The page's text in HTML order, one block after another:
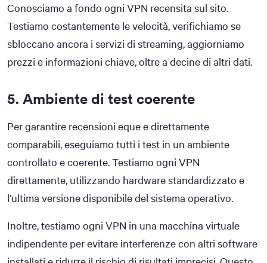
Conosciamo a fondo ogni VPN recensita sul sito.
Testiamo costantemente le velocità, verifichiamo se
sbloccano ancora i servizi di streaming, aggiorniamo
prezzi e informazioni chiave, oltre a decine di altri dati.
5. Ambiente di test coerente
Per garantire recensioni eque e direttamente
comparabili, eseguiamo tutti i test in un ambiente
controllato e coerente. Testiamo ogni VPN
direttamente, utilizzando hardware standardizzato e
l’ultima versione disponibile del sistema operativo.
Inoltre, testiamo ogni VPN in una macchina virtuale
indipendente per evitare interferenze con altri software